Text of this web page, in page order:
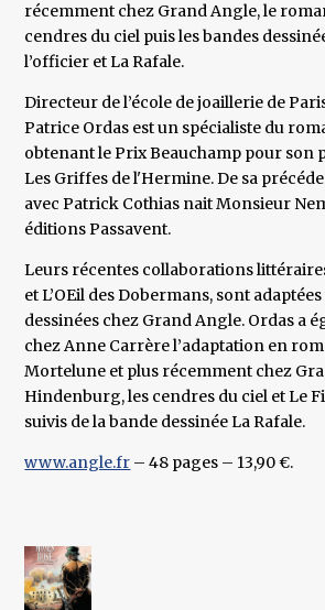
récemment chez Grand Angle, le
cendres du ciel puis les bandes
l’officier et La Rafale.
Directeur de l’école de joaillerie de
Patrice Ordas est un spécialiste du
obtenant le Prix Beauchamp pour son
Les Griffes de l'Hermine. De sa
avec Patrick Cothias nait Monsieur
éditions Passavent.
Leurs récentes collaborations
et L’OEil des Dobermans, sont
dessinées chez Grand Angle. Ordas a
chez Anne Carrère l’adaptation en
Mortelune et plus récemment chez
Hindenburg, les cendres du ciel et Le
suivis de la bande dessinée La Rafale.
www.angle.fr – 48 pages – 13,90 €.